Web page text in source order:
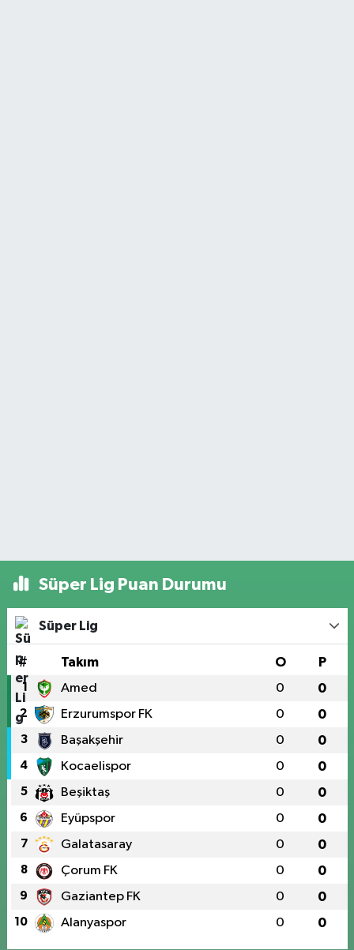
Süper Lig Puan Durumu
Süper Lig
# Takım O P
1 Amed 0 0
2 Erzurumspor FK 0 0
3 Başakşehir 0 0
4 Kocaelispor 0 0
5 Beşiktaş 0 0
6 Eyüpspor 0 0
7 Galatasaray 0 0
8 Çorum FK 0 0
9 Gaziantep FK 0 0
10 Alanyaspor 0 0